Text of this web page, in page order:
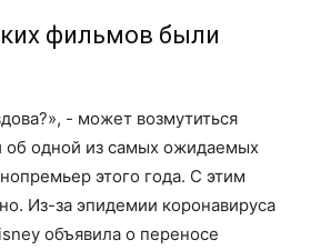
фильмов были
- может возмутиться
об одной из самых ожидаемых
этого года. С этим
Из-за эпидемии коронавируса
объявила о переносе